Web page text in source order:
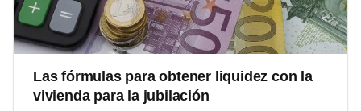
Las fórmulas para obtener liquidez con la
vivienda para la jubilación